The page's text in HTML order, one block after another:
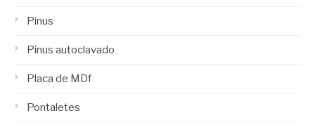
Pinus
Pinus autoclavado
Placa de MDf
Pontaletes